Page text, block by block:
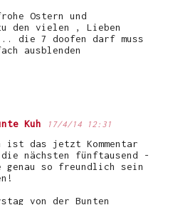
Ostern und
den vielen , Lieben
... die 7 doofen darf muss
ausblenden
Kuh 17/4/14 12:31
das jetzt Kommentar
nächsten fünftausend -
genau so freundlich sein
von der Bunten